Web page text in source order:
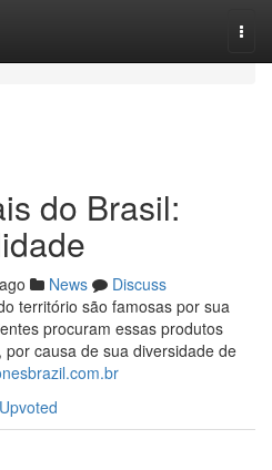
do Brasil:
News
Discuss
território são famosas por sua
procuram essas produtos
causa de sua diversidade de